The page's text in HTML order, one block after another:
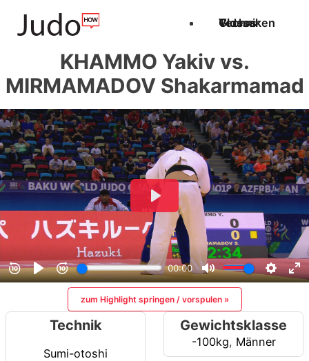
Techniken
Videos
Glossar
KHAMMO Yakiv vs.
MIRMAMADOV Shakarmamad
zum Highlight springen / vorspulen »
Technik
Sumi-otoshi
Gewichtsklasse
-100kg, Männer